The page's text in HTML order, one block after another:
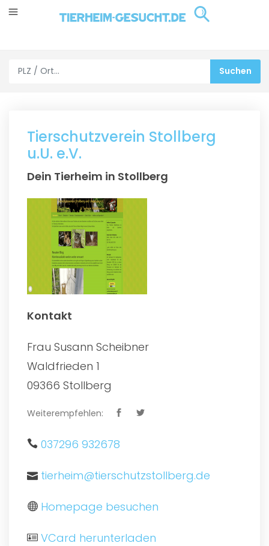
Tierschutzverein Stollberg
u.U. e.V.
Dein Tierheim in Stollberg
Kontakt
Frau Susann Scheibner
Waldfrieden 1
09366 Stollberg
Weiterempfehlen:
037296 932678
tierheim@tierschutzstollberg.de
Homepage besuchen
VCard herunterladen